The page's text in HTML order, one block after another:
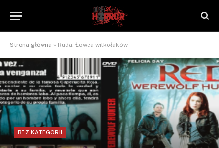
Strona główna » Ruda: Łowca wilkołaków
BEZ KATEGORII